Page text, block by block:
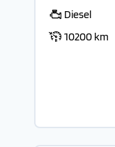
Diesel
10200 km